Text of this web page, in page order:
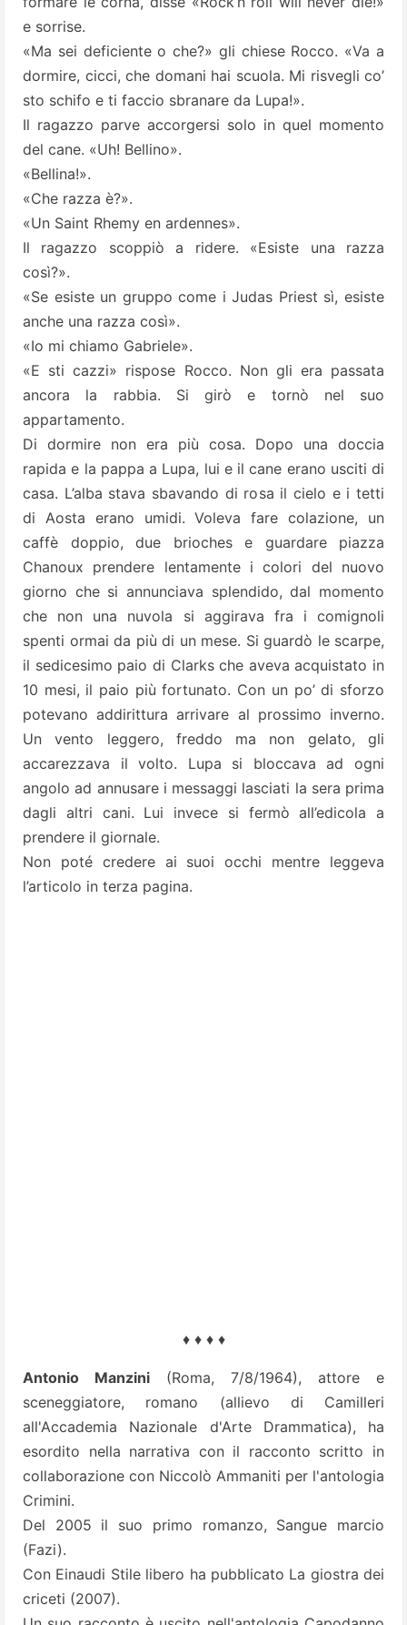
e sorrise.
«Ma sei deficiente o che?» gli chiese Rocco. «Va a
dormire, cicci, che domani hai scuola. Mi risvegli co’
sto schifo e ti faccio sbranare da Lupa!».
Il ragazzo parve accorgersi solo in quel momento
del cane. «Uh! Bellino».
«Bellina!».
«Che razza è?».
«Un Saint Rhemy en ardennes».
Il ragazzo scoppiò a ridere. «Esiste una razza
così?».
«Se esiste un gruppo come i Judas Priest sì, esiste
anche una razza così».
«Io mi chiamo Gabriele».
«E sti cazzi» rispose Rocco. Non gli era passata
ancora la rabbia. Si girò e tornò nel suo
appartamento.
Di dormire non era più cosa. Dopo una doccia
rapida e la pappa a Lupa, lui e il cane erano usciti di
casa. L’alba stava sbavando di rosa il cielo e i tetti
di Aosta erano umidi. Voleva fare colazione, un
caffè doppio, due brioches e guardare piazza
Chanoux prendere lentamente i colori del nuovo
giorno che si annunciava splendido, dal momento
che non una nuvola si aggirava fra i comignoli
spenti ormai da più di un mese. Si guardò le scarpe,
il sedicesimo paio di Clarks che aveva acquistato in
10 mesi, il paio più fortunato. Con un po’ di sforzo
potevano addirittura arrivare al prossimo inverno.
Un vento leggero, freddo ma non gelato, gli
accarezzava il volto. Lupa si bloccava ad ogni
angolo ad annusare i messaggi lasciati la sera prima
dagli altri cani. Lui invece si fermò all’edicola a
prendere il giornale.
Non poté credere ai suoi occhi mentre leggeva
l’articolo in terza pagina.
♦ ♦ ♦ ♦
Antonio Manzini (Roma, 7/8/1964), attore e
sceneggiatore, romano (allievo di Camilleri
all'Accademia Nazionale d'Arte Drammatica), ha
esordito nella narrativa con il racconto scritto in
collaborazione con Niccolò Ammaniti per l'antologia
Crimini.
Del 2005 il suo primo romanzo, Sangue marcio
(Fazi).
Con Einaudi Stile libero ha pubblicato La giostra dei
criceti (2007).